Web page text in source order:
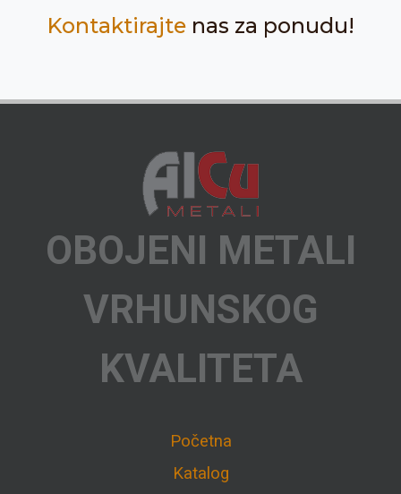
Kontaktirajtenas za ponudu!
OBOJENI METALI
VRHUNSKOG
KVALITETA
Početna
Katalog